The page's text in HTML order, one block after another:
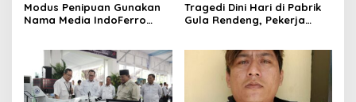
Modus Penipuan Gunakan
Nama Media IndoFerro
Tragedi Dini Hari di Pabrik
Gula Rendeng, Pekerja